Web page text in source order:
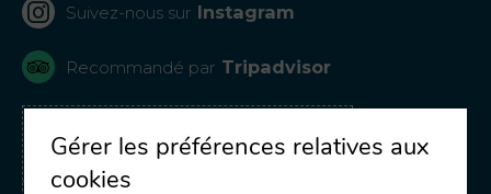
Suivez-nous sur Instagram
Recommandé par Tripadvisor
RECEVOIR DES OFFRES
ET DES PROMOTIONS
Gérer les préférences relatives aux
cookies